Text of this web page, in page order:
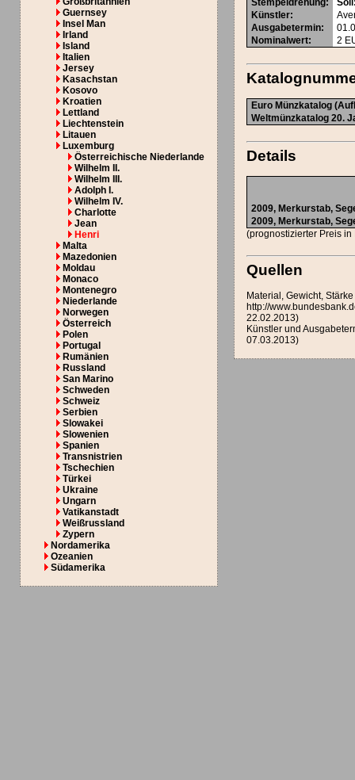
Guernsey
Insel Man
Irland
Island
Italien
Jersey
Kasachstan
Kosovo
Kroatien
Lettland
Liechtenstein
Litauen
Luxemburg
Österreichische Niederlande
Wilhelm II.
Wilhelm III.
Adolph I.
Wilhelm IV.
Charlotte
Jean
Henri
Malta
Mazedonien
Moldau
Monaco
Montenegro
Niederlande
Norwegen
Österreich
Polen
Portugal
Rumänien
Russland
San Marino
Schweden
Schweiz
Serbien
Slowakei
Slowenien
Spanien
Transnistrien
Tschechien
Türkei
Ukraine
Ungarn
Vatikanstadt
Weißrussland
Zypern
Nordamerika
Ozeanien
Südamerika
Stempeldrehung:
Künstler:
Ausgabetermin:
Nominalwert: 2
Euro Münzkatalog
Weltmünzkatalog 20.
Details
2009, Merkurstab,
2009, Merkurstab,
(prognostizierter Preis
Quellen
Material, Gewicht,
http://
22.02.2013)
Künstler und
07.03.2013)